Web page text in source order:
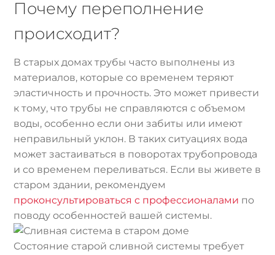
Почему переполнение
происходит?
В старых домах трубы часто выполнены из
материалов, которые со временем теряют
эластичность и прочность. Это может привести
к тому, что трубы не справляются с объемом
воды, особенно если они забиты или имеют
неправильный уклон. В таких ситуациях вода
может застаиваться в поворотах трубопровода
и со временем переливаться. Если вы живете в
старом здании, рекомендуем
проконсультироваться с профессионалами по
поводу особенностей вашей системы.
Состояние старой сливной системы требует